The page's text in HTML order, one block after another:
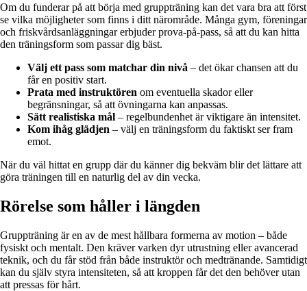
Om du funderar på att börja med gruppträning kan det vara bra att först
se vilka möjligheter som finns i ditt närområde. Många gym, föreningar
och friskvårdsanläggningar erbjuder prova-på-pass, så att du kan hitta
den träningsform som passar dig bäst.
Välj ett pass som matchar din nivå – det ökar chansen att du
får en positiv start.
Prata med instruktören om eventuella skador eller
begränsningar, så att övningarna kan anpassas.
Sätt realistiska mål – regelbundenhet är viktigare än intensitet.
Kom ihåg glädjen – välj en träningsform du faktiskt ser fram
emot.
När du väl hittat en grupp där du känner dig bekväm blir det lättare att
göra träningen till en naturlig del av din vecka.
Rörelse som håller i längden
Gruppträning är en av de mest hållbara formerna av motion – både
fysiskt och mentalt. Den kräver varken dyr utrustning eller avancerad
teknik, och du får stöd från både instruktör och medtränande. Samtidigt
kan du själv styra intensiteten, så att kroppen får det den behöver utan
att pressas för hårt.